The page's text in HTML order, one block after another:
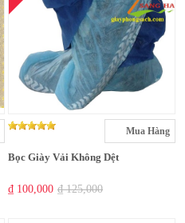
Mua Hàng
Bọc Giày Vải Không Dệt
₫ 100,000 ₫ 125,000